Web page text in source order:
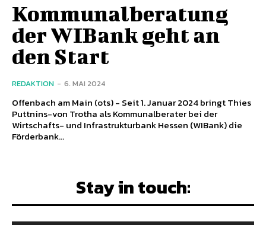
Kommunalberatung
der WIBank geht an
den Start
REDAKTION - 6. MAI 2024
Offenbach am Main (ots) - Seit 1. Januar 2024 bringt Thies
Puttnins-von Trotha als Kommunalberater bei der
Wirtschafts- und Infrastrukturbank Hessen (WIBank) die
Förderbank...
Stay in touch: